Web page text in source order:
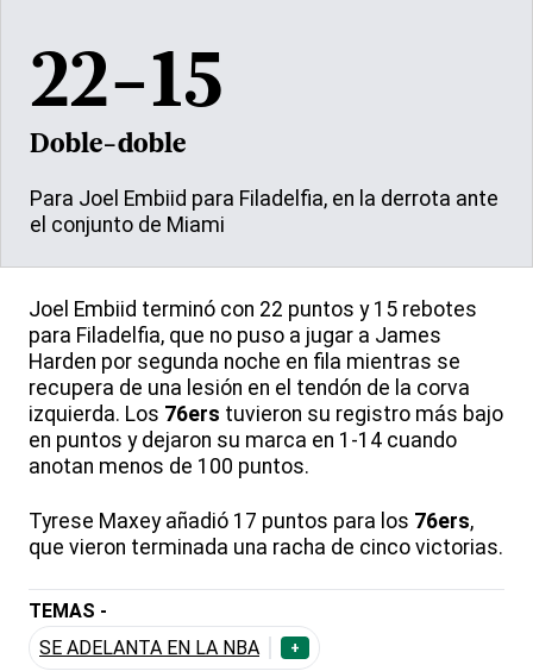
22-15
Doble-doble
Para Joel Embiid para Filadelfia, en la derrota ante
el conjunto de Miami
Joel Embiid terminó con 22 puntos y 15 rebotes
para Filadelfia, que no puso a jugar a James
Harden por segunda noche en fila mientras se
recupera de una lesión en el tendón de la corva
izquierda. Los 76ers tuvieron su registro más bajo
en puntos y dejaron su marca en 1-14 cuando
anotan menos de 100 puntos.
Tyrese Maxey añadió 17 puntos para los 76ers,
que vieron terminada una racha de cinco victorias.
TEMAS -
SE ADELANTA EN LA NBA
+